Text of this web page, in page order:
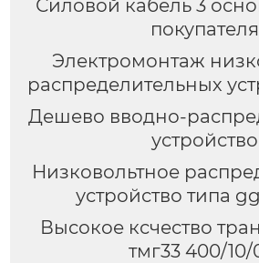
Силовой кабель 3
покупателя
Электромонтаж
распределительных
Дешево вводно-
устройство
Низковольтное
устройство типа
Высокое ксчество
тмг33 400/10/